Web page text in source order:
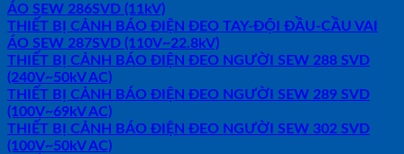
ÁO SEW 286SVD (11kV)
THIẾT BỊ CẢNH BÁO ĐIỆN ĐEO TAY-ĐỘI ĐẦU-CẦU VAI
ÁO SEW 287SVD (110V~22.8kV)
THIẾT BỊ CẢNH BÁO ĐIỆN ĐEO NGƯỜI SEW 288 SVD
(240V~50kV AC)
THIẾT BỊ CẢNH BÁO ĐIỆN ĐEO NGƯỜI SEW 289 SVD
(100V~69kV AC)
THIẾT BỊ CẢNH BÁO ĐIỆN ĐEO NGƯỜI SEW 302 SVD
(100V~50kV AC)